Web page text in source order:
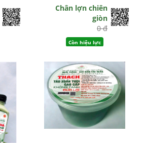
Chân lợn chiên
giòn
0 đ
Còn hiệu lực